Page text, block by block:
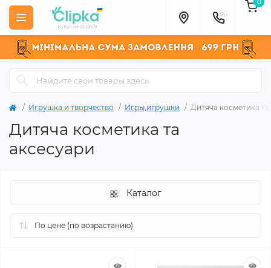
Игрушка и творчество Игры,игрушки Дитяча косметика
Дитяча косметика та
аксесуари
Каталог